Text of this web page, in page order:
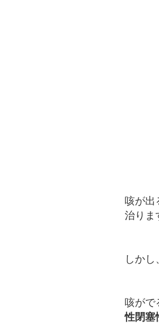
咳が出
治りま
しかし
咳がで
性閉塞